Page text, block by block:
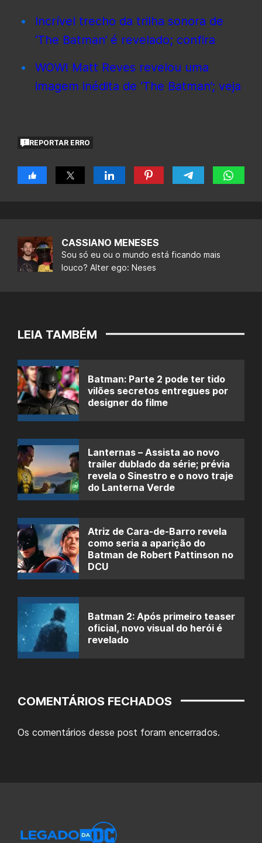
Incrível trecho da trilha sonora de
‘The Batman’ é revelado; confira
WOW! Matt Reves revelou uma
imagem inédita de ‘The Batman’; veja
REPORTAR ERRO
CASSIANO MENESES
Sou só eu ou o mundo está ficando mais
louco? Alter ego: Neses
LEIA TAMBÉM
Batman: Parte 2 pode ter tido
vilões secretos entregues por
designer do filme
Lanternas – Assista ao novo
trailer dublado da série; prévia
revela o Sinestro e o novo traje
do Lanterna Verde
Atriz de Cara-de-Barro revela
como seria a aparição do
Batman de Robert Pattinson no
DCU
Batman 2: Após primeiro teaser
oficial, novo visual do herói é
revelado
COMENTÁRIOS FECHADOS
Os comentários desse post foram encerrados.